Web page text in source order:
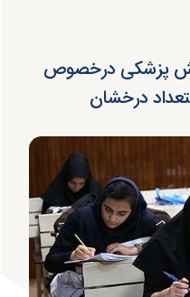
پزشکی درخصوص
درخشان